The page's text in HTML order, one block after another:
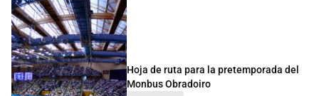
Hoja de ruta para la pretemporada del
Monbus Obradoiro